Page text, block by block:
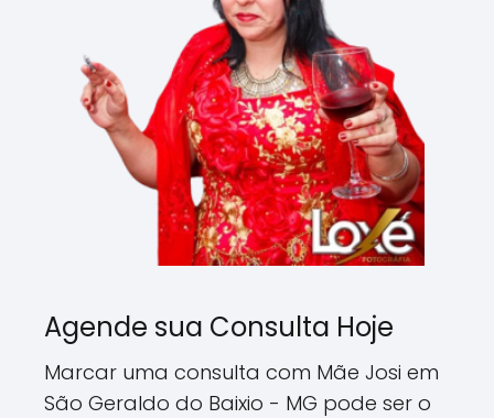
Agende sua Consulta Hoje
Marcar uma consulta com Mãe Josi em
São Geraldo do Baixio - MG pode ser o